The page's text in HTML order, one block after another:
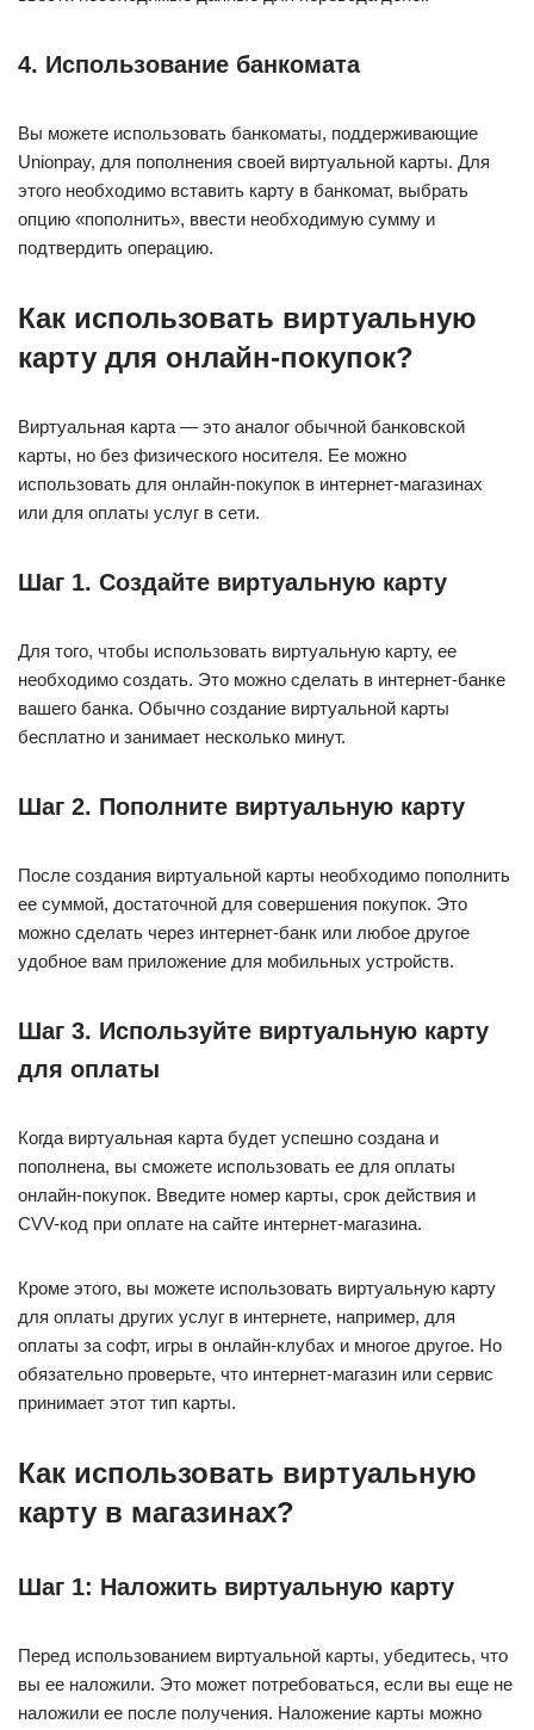
4. Использование банкомата
Вы можете использовать банкоматы, поддерживающие
Unionpay, для пополнения своей виртуальной карты. Для
этого необходимо вставить карту в банкомат, выбрать
опцию «пополнить», ввести необходимую сумму и
подтвердить операцию.
Как использовать виртуальную
карту для онлайн-покупок?
Виртуальная карта — это аналог обычной банковской
карты, но без физического носителя. Ее можно
использовать для онлайн-покупок в интернет-магазинах
или для оплаты услуг в сети.
Шаг 1. Создайте виртуальную карту
Для того, чтобы использовать виртуальную карту, ее
необходимо создать. Это можно сделать в интернет-банке
вашего банка. Обычно создание виртуальной карты
бесплатно и занимает несколько минут.
Шаг 2. Пополните виртуальную карту
После создания виртуальной карты необходимо пополнить
ее суммой, достаточной для совершения покупок. Это
можно сделать через интернет-банк или любое другое
удобное вам приложение для мобильных устройств.
Шаг 3. Используйте виртуальную карту
для оплаты
Когда виртуальная карта будет успешно создана и
пополнена, вы сможете использовать ее для оплаты
онлайн-покупок. Введите номер карты, срок действия и
CVV-код при оплате на сайте интернет-магазина.
Кроме этого, вы можете использовать виртуальную карту
для оплаты других услуг в интернете, например, для
оплаты за софт, игры в онлайн-клубах и многое другое. Но
обязательно проверьте, что интернет-магазин или сервис
принимает этот тип карты.
Как использовать виртуальную
карту в магазинах?
Шаг 1: Наложить виртуальную карту
Перед использованием виртуальной карты, убедитесь, что
вы ее наложили. Это может потребоваться, если вы еще не
наложили ее после получения. Наложение карты можно